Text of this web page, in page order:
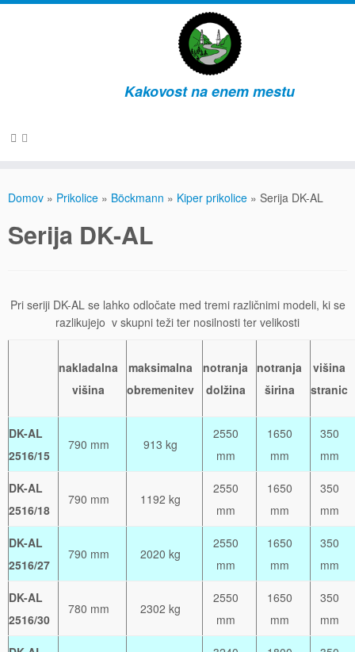
Kakovost na enem mestu
Domov » Prikolice » Böckmann » Kiper prikolice » Serija DK-AL
Serija DK-AL
Pri seriji DK-AL se lahko odločate med tremi različnimi modeli, ki se
razlikujejo v skupni teži ter nosilnosti ter velikosti
nakladalna
višina
maksimalna
obremenitev
notranja
dolžina
notranja
širina
višina
stranic
DK-AL
2516/15
790 mm 913 kg
2550
mm
1650
mm
350
mm
DK-AL
2516/18
790 mm 1192 kg
2550
mm
1650
mm
350
mm
DK-AL
2516/27
790 mm 2020 kg
2550
mm
1650
mm
350
mm
DK-AL
2516/30
780 mm 2302 kg
2550
mm
1650
mm
350
mm